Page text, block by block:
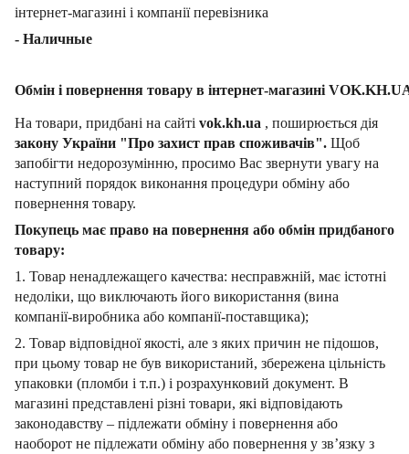
інтернет-магазині і компанії перевізника
- Наличные
Обмін і повернення товару в інтернет-магазині
На товари, придбані на сайті vok.kh.ua , поширюється дія
закону України "Про захист прав споживачів". Щоб
запобігти недорозумінню, просимо Вас звернути увагу на
наступний порядок виконання процедури обміну або
повернення товару.
Покупець має право на повернення або обмін придбаного
товару:
1. Товар ненадлежащего качества: несправжній, має істотні
недоліки, що виключають його використання (вина
компанії-виробника або компанії-поставщика);
2. Товар відповідної якості, але з яких причин не підошов,
при цьому товар не був використаний, збережена цільність
упаковки (пломби і т.п.) і розрахунковий документ. В
магазині представлені різні товари, які відповідають
законодавству – підлежати обміну і повернення або
наоборот не підлежати обміну або повернення у зв’язку з